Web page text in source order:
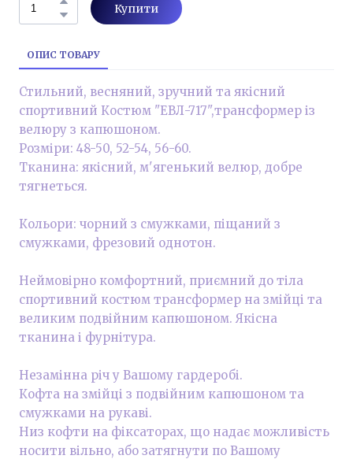
Купити
ОПИС ТОВАРУ
Стильний, весняний, зручний та якісний
спортивний Костюм "ЕВЛ-717",трансформер із
велюру з капюшоном.
Розміри: 48-50, 52-54, 56-60.
Тканина: якісний, м'ягенький велюр, добре
тягнеться.
Кольори: чорний з смужками, піщаний з
смужками, фрезовий однотон.
Неймовірно комфортний, приємний до тіла
спортивний костюм трансформер на змійці та
великим подвійним капюшоном. Якісна
тканина і фурнітура.
Незамінна річ у Вашому гардеробі.
Кофта на змійці з подвійним капюшоном та
смужками на рукаві.
Низ кофти на фіксаторах, що надає можливість
носити вільно, або затягнути по Вашому